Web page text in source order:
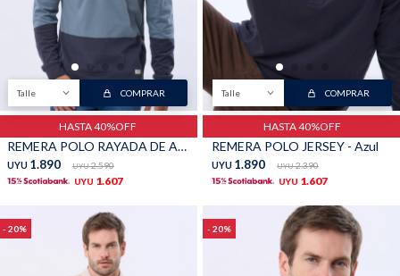
Talle COMPRAR
HASTA 40%OFF
REMERA POLO RAYADA DE ALGODON - Piedra
UYU 1.890 UYU 2.590
UYU 1.607
Talle COMPRAR
HASTA 40%OFF
REMERA POLO JERSEY - Azul
UYU 1.890 UYU 2.390
UYU 1.607
20 20